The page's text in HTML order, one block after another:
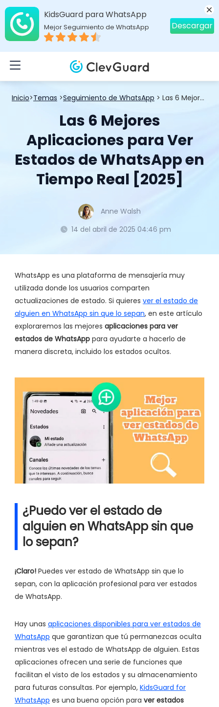
Inicio>Temas >Seguimiento de WhatsApp > Las 6 Mejores Aplicaciones para Ver Estados de WhatsApp en Tiempo Real [2025]
Las 6 Mejores
Aplicaciones para Ver
Estados de WhatsApp en
Tiempo Real [2025]
Anne Walsh
14 del abril de 2025 04:46 pm
WhatsApp es una plataforma de mensajería muy
utilizada donde los usuarios comparten
actualizaciones de estado. Si quieres ver el estado de
alguien en WhatsApp sin que lo sepan, en este artículo
exploraremos las mejores aplicaciones para ver
estados de WhatsApp para ayudarte a hacerlo de
manera discreta, incluido los estados ocultos.
¿Puedo ver el estado de
alguien en WhatsApp sin que
lo sepan?
¡Claro! Puedes ver estado de WhatsApp sin que lo
sepan, con la aplicación profesional para ver estados
de WhatsApp.
Hay unas aplicaciones disponibles para ver estados de
WhatsApp que garantizan que tú permanezcas oculta
mientras ves el estado de WhatsApp de alguien. Estas
aplicaciones ofrecen una serie de funciones que
facilitan el visto de los estados y su almacenamiento
para futuras consultas. Por ejemplo, KidsGuard for
WhatsApp es una buena opción para ver estados
KidsGuard para WhatsApp
Mejor Seguimiento de WhatsApp Descargar